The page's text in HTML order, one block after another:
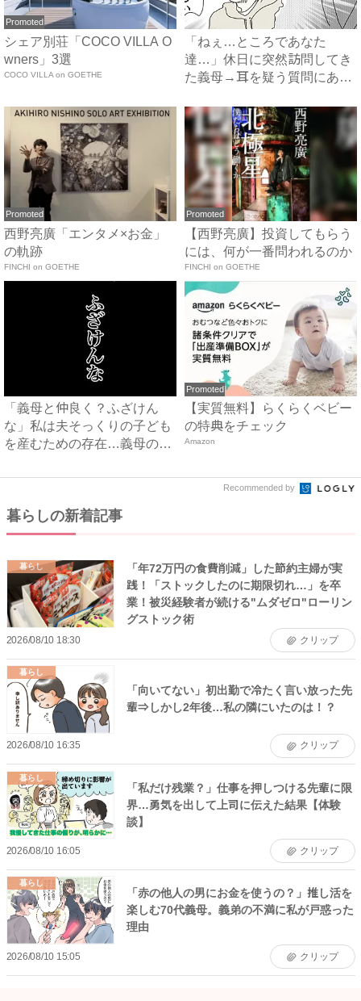
Promoted
シェア別荘「COCO VILLA O
wners」3選
COCO VILLA on GOETHE
「ねぇ…ところであなた
達…」休日に突然訪問してき
た義母→耳を疑う質問にあ
Promoted
西野亮廣「エンタメ×お金」
の軌跡
FINCHI on GOETHE
Promoted
【西野亮廣】投資してもらう
には、何が一番問われるのか
FINCHI on GOETHE
「義母と仲良く？ふざけん
な」私は夫そっくりの子ども
を産むための存在…義母の企
Promoted
【実質無料】らくらくベビー
の特典をチェック
Amazon
Recommended by
暮らしの新着記事
暮らし
「年72万円の食費削減」した節約主婦が実
践！「ストックしたのに期限切れ…」を卒
業！被災経験者が続ける"ムダゼロ"ローリン
グストック術
2026/08/10 18:30 クリップ
暮らし
「向いてない」初出勤で冷たく言い放った先
輩⇒しかし2年後…私の隣にいたのは！？
2026/08/10 16:35 クリップ
暮らし
「私だけ残業？」仕事を押しつける先輩に限
界…勇気を出して上司に伝えた結果【体験
談】
2026/08/10 16:05 クリップ
暮らし
「赤の他人の男にお金を使うの？」推し活を
楽しむ70代義母。義弟の不満に私が戸惑った
理由
2026/08/10 15:05 クリップ